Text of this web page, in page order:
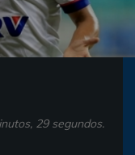
29 segundos.